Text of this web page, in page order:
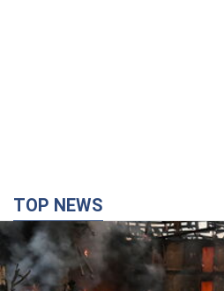
TOP NEWS